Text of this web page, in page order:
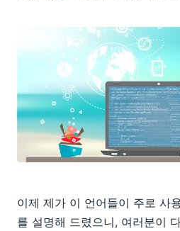
이제 제가 이 언어들이 주로 사
를 설명해 드렸으니, 여러분이